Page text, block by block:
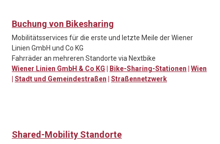
Buchung von Bikesharing
Mobilitätsservices für die erste und letzte Meile der Wiener
Linien GmbH und Co KG
Fahrräder an mehreren Standorte via Nextbike
Wiener Linien GmbH & Co KG
Bike-Sharing-Stationen
Wien
Stadt und Gemeindestraßen Straßennetzwerk
Shared-Mobility Standorte